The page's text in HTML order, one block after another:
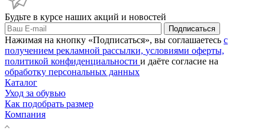
Будьте в курсе наших акций и новостей
Подписаться
Нажимая на кнопку «Подписаться», вы соглашаетесь с
получением рекламной рассылки, условиями оферты,
политикой конфиденциальности и даёте согласие на
обработку персональных данных
Каталог
Уход за обувью
Как подобрать размер
Компания